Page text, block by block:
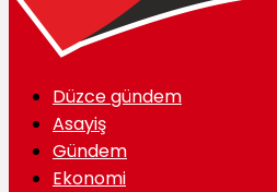
Düzce gündem
Asayiş
Gündem
Ekonomi